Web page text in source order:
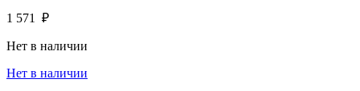
1 571 ₽
Нет в наличии
Нет в наличии